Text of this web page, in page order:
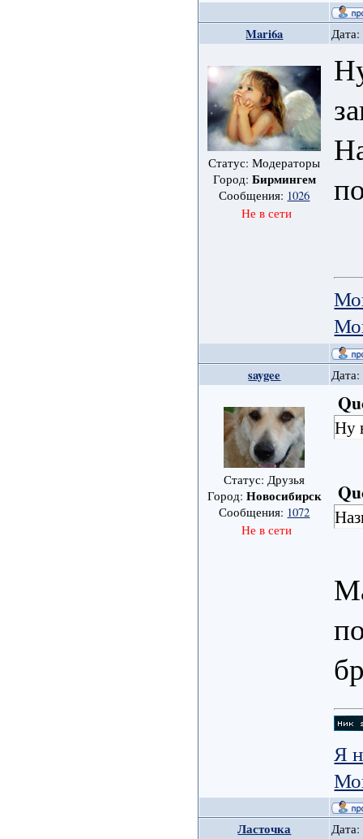
Mari6a Дата:
Статус: Модераторы
Город: Бирмингем
Сообщения: 1026
Не в сети
saygee
Статус: Друзья
Город: Новосибирск
Сообщения: 1072
Не в сети
Ну
Я
Ласточка